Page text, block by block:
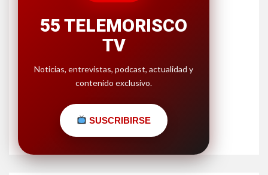
55 TELEMORISCO
TV
Noticias, entrevistas, podcast, actualidad y
contenido exclusivo.
SUSCRIBIRSE